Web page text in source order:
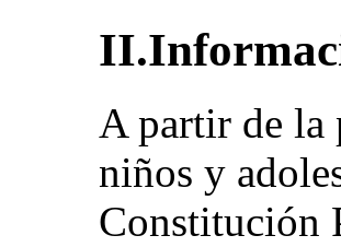
A partir de la
niños y
Constitución